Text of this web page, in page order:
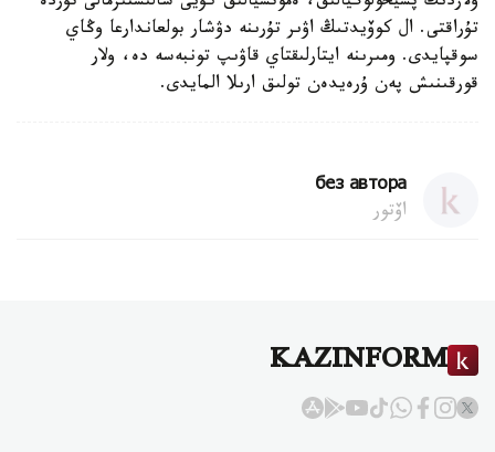
تۇراقتى. ال كوۆيدتىڭ اۋىر تۇرىنە دۋشار بولعاندارعا وڭاي
سوقپايدى. ومىرىنە ايتارلىقتاي قاۋىپ تونبەسە دە، ولار
قورقىنىش پەن ۇرەيدەن تولىق ارىلا المايدى.
без автора
اۆتور
KAZINFORM